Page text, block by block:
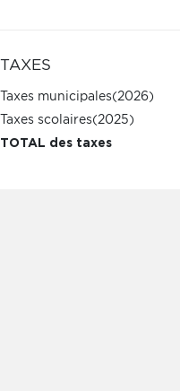
TAXES
Taxes municipales(2026)
Taxes scolaires(2025)
TOTAL des taxes